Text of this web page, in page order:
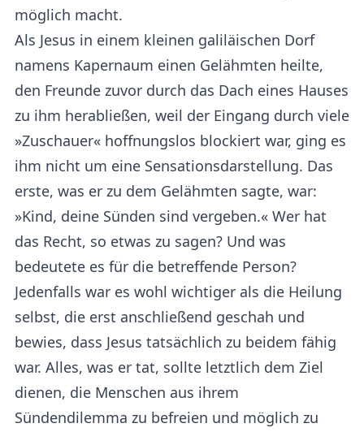
möglich macht.
Als Jesus in einem kleinen galiläischen Dorf
namens Kapernaum einen Gelähmten heilte,
den Freunde zuvor durch das Dach eines Hauses
zu ihm herabließen, weil der Eingang durch viele
»Zuschauer« hoffnungslos blockiert war, ging es
ihm nicht um eine Sensationsdarstellung. Das
erste, was er zu dem Gelähmten sagte, war:
»Kind, deine Sünden sind vergeben.« Wer hat
das Recht, so etwas zu sagen? Und was
bedeutete es für die betreffende Person?
Jedenfalls war es wohl wichtiger als die Heilung
selbst, die erst anschließend geschah und
bewies, dass Jesus tatsächlich zu beidem fähig
war. Alles, was er tat, sollte letztlich dem Ziel
dienen, die Menschen aus ihrem
Sündendilemma zu befreien und möglich zu